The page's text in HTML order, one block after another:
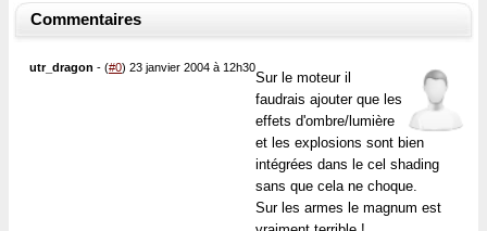
Commentaires
utr_dragon - (#0) 23 janvier 2004 à 12h30
Sur le moteur il
faudrais ajouter que les
effets d'ombre/lumière
et les explosions sont bien
intégrées dans le cel shading
sans que cela ne choque.
Sur les armes le magnum est